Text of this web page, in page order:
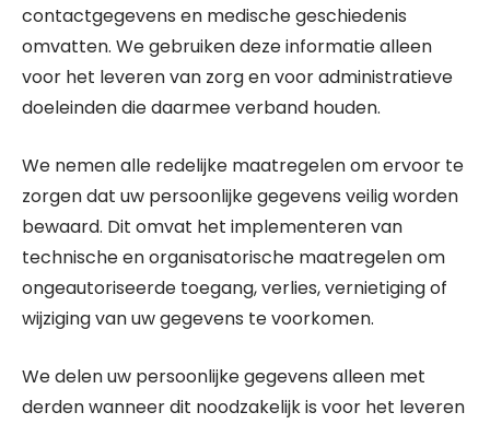
contactgegevens en medische geschiedenis
omvatten. We gebruiken deze informatie alleen
voor het leveren van zorg en voor administratieve
doeleinden die daarmee verband houden.
We nemen alle redelijke maatregelen om ervoor te
zorgen dat uw persoonlijke gegevens veilig worden
bewaard. Dit omvat het implementeren van
technische en organisatorische maatregelen om
ongeautoriseerde toegang, verlies, vernietiging of
wijziging van uw gegevens te voorkomen.
We delen uw persoonlijke gegevens alleen met
derden wanneer dit noodzakelijk is voor het leveren